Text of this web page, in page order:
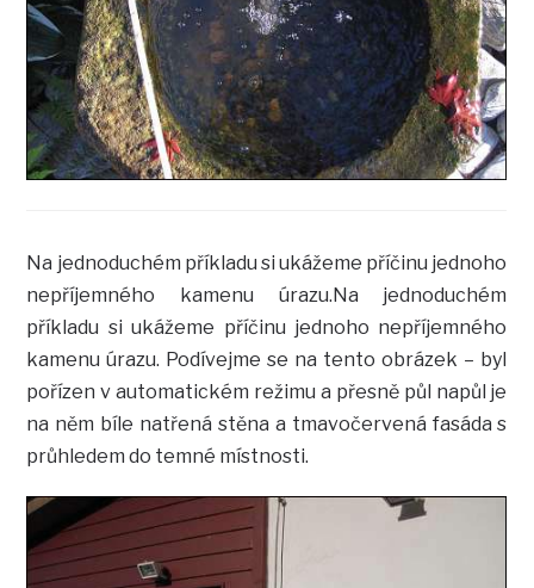
Na jednoduchém příkladu si ukážeme příčinu jednoho
nepříjemného kamenu úrazu.Na jednoduchém
příkladu si ukážeme příčinu jednoho nepříjemného
kamenu úrazu. Podívejme se na tento obrázek – byl
pořízen v automatickém režimu a přesně půl napůl je
na něm bíle natřená stěna a tmavočervená fasáda s
průhledem do temné místnosti.